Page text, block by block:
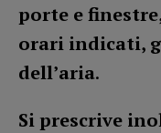
porte e
orari indicati,
dell’aria.
Si prescrive